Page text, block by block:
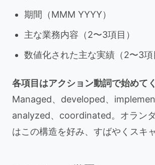
期間（MMM YYYY）
主な業務内容（2〜3項目）
数値化された主な実績（2〜3項
各項目はアクション動詞で始めて
Managed、developed、
analyzed、coordinated。オラン
はこの構造を好み、すばやくスキ